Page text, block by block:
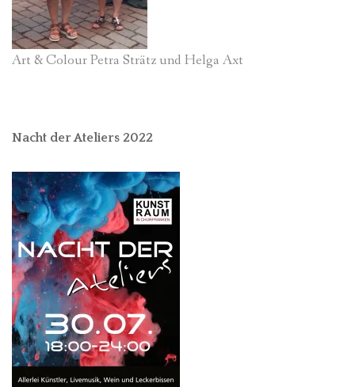
Art & Colour Petra Strätz und Helga Axt
Nacht der Ateliers 2022